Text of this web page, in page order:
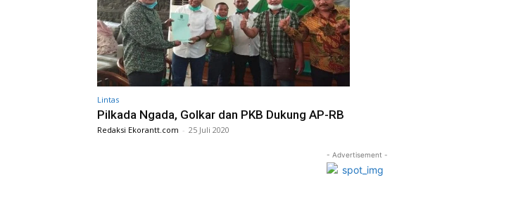
Lintas
Pilkada Ngada, Golkar dan PKB Dukung AP-RB
Redaksi Ekorantt.com - 25 Juli 2020
- Advertisement -